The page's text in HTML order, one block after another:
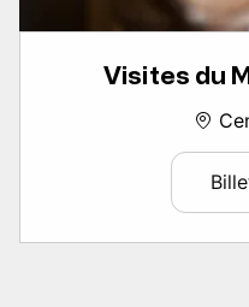
Visites du